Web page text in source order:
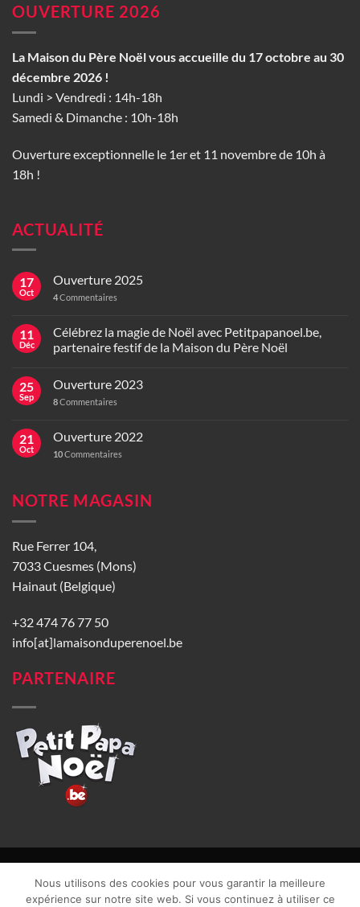
OUVERTURE 2026
La Maison du Père Noël vous accueille du 17 octobre au 30
décembre 2026 !
Lundi > Vendredi : 14h-18h
Samedi & Dimanche : 10h-18h
Ouverture exceptionnelle le 1er et 11 novembre de 10h à
18h !
ACTUALITÉ
17
Oct
Ouverture 2025
4Commentaires
11
Déc
Célébrez la magie de Noël avec Petitpapanoel.be,
partenaire festif de la Maison du Père Noël
25
Sep
Ouverture 2023
8Commentaires
21
Oct
Ouverture 2022
10Commentaires
NOTRE MAGASIN
Rue Ferrer 104,
7033 Cuesmes (Mons)
Hainaut (Belgique)
+32 474 76 77 50
info[at]lamaisonduperenoel.be
PARTENAIRE
CGU| Vie privée| TVA : BE0840965749 | Site web réalisé par
Nous utilisons des cookies pour vous garantir la meilleure
expérience sur notre site web. Si vous continuez à utiliser ce